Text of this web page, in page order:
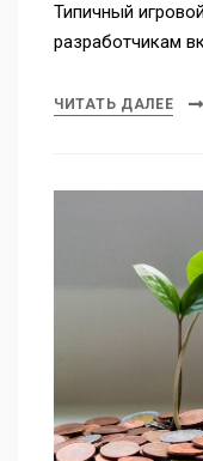
Типичный
разработчикам
ЧИТАТЬ ДАЛЕЕ